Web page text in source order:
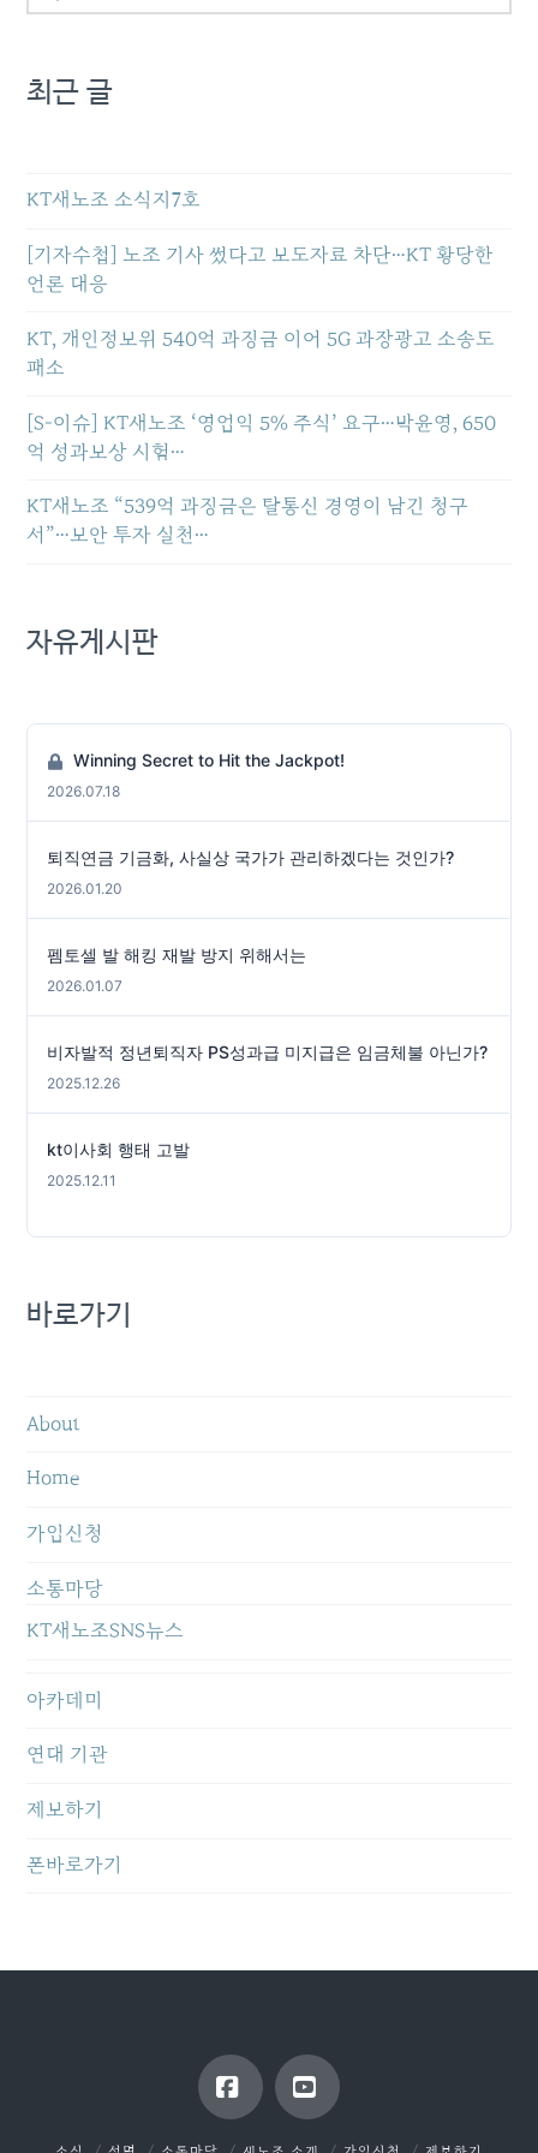
최근 글
KT새노조 소식지7호
[기자수첩] 노조 기사 썼다고 보도자료 차단…KT 황당한
언론 대응
KT, 개인정보위 540억 과징금 이어 5G 과장광고 소송도
패소
[S-이슈] KT새노조 ‘영업익 5% 주식’ 요구…박윤영, 650
억 성과보상 시험…
KT새노조 “539억 과징금은 탈통신 경영이 남긴 청구
서”…보안 투자 실천…
자유게시판
Winning Secret to Hit the Jackpot!
2026.07.18
퇴직연금 기금화, 사실상 국가가 관리하겠다는 것인가?
2026.01.20
펨토셀 발 해킹 재발 방지 위해서는
2026.01.07
비자발적 정년퇴직자 PS성과급 미지급은 임금체불 아닌가?
2025.12.26
kt이사회 행태 고발
2025.12.11
바로가기
About
Home
가입신청
소통마당
KT새노조SNS뉴스
아카데미
연대 기관
제보하기
폰바로가기